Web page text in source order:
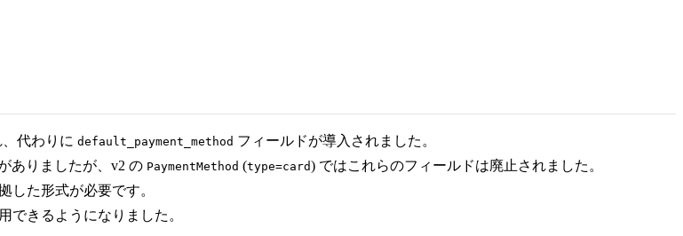
代わりに default_payment_method フィールドが導入されました。
ありましたが、v2 の PaymentMethod (type=card) ではこれらのフィールドは廃止されました。
した形式が必要です。
できるようになりました。